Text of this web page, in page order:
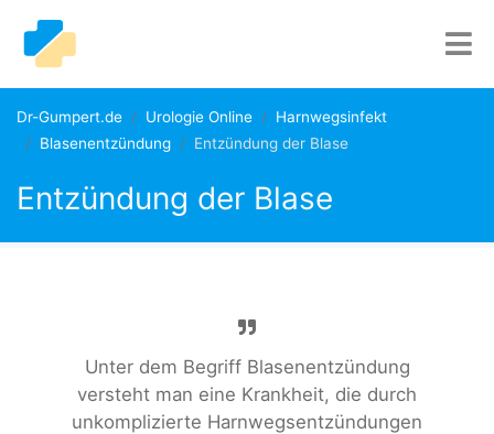
Dr-Gumpert.de Urologie Online
Harnwegsinfekt
Blasenentzündung
Entzündung der Blase
Entzündung der Blase
Unter dem Begriff Blasenentzündung
versteht man eine Krankheit, die durch
unkomplizierte Harnwegsentzündungen